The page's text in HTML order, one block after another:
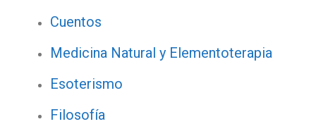
Cuentos
Medicina Natural y Elementoterapia
Esoterismo
Filosofía